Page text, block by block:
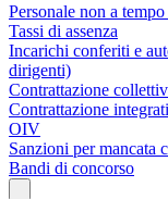
Personale non a
Tassi di assenza
Incarichi conferiti e
dirigenti)
Contrattazione
Contrattazione
OIV
Sanzioni per mancata
Bandi di concorso